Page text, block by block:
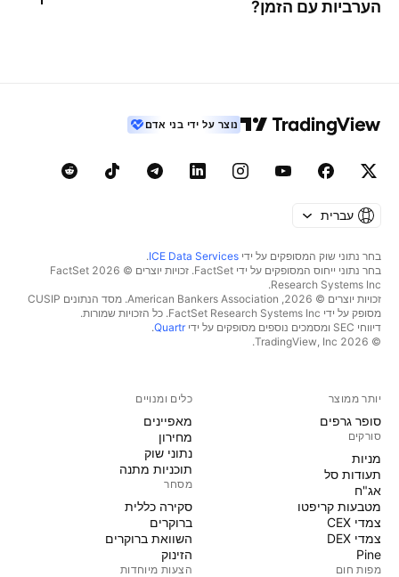
הערביותעם הזמן?
נוצר על ידי בני אדם
עברית
בחר נתוני שוק המסופקים על ידי ICE Data Services
.
בחר נתוני ייחוס המסופקים על ידי FactSet. זכויות יוצרים © 2026 ‏FactSet
Research Systems Inc.‏
זכויות יוצרים © 2026, ‏American Bankers Association. מסד הנתונים CUSIP
מסופק על ידי FactSet Research Systems Inc. כל הזכויות שמורות.
דיווחי SEC ומסמכים נוספים מסופקים על ידי
Quartr
.
© 2026 ‏TradingView, Inc.‏
יותר ממוצר
סופר גרפים
סורקים
מניות‏
תעודות סל
אג"ח
מטבעות קריפטו
צמדי CEX
צמדי DEX
Pine
מפות חום
כלים ומנויים
מאפיינים
מחירון
נתוני שוק
תוכניות מתנה
מסחר
סקירה כללית
ברוקרים
השוואת ברוקרים
הזינוק
הצעות מיוחדות